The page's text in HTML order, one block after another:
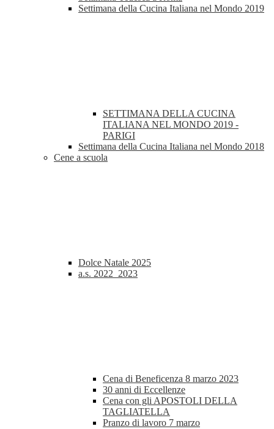
Settimana della Cucina Italiana nel Mondo 2019
SETTIMANA DELLA CUCINA
ITALIANA NEL MONDO 2019 -
PARIGI
Settimana della Cucina Italiana nel Mondo 2018
Cene a scuola
Dolce Natale 2025
a.s. 2022_2023
Cena di Beneficenza 8 marzo 2023
30 anni di Eccellenze
Cena con gli APOSTOLI DELLA
TAGLIATELLA
Pranzo di lavoro 7 marzo